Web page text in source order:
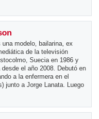
modelo, bailarina, ex
de la televisión
Suecia en 1986 y
el año 2008. Debutó en
a la enfermera en el
junto a Jorge Lanata. Luego